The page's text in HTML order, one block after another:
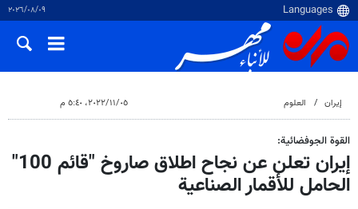
٠٩‏/٠٨‏/٢٠٢٦
إيران العلوم ٠٥‏/١١‏/٢٠٢٢، ٥:٤٠ م
القوة الجوفضائية:
إيران تعلن عن نجاح اطلاق صاروخ "قائم 100"
الحامل للأقمار الصناعية